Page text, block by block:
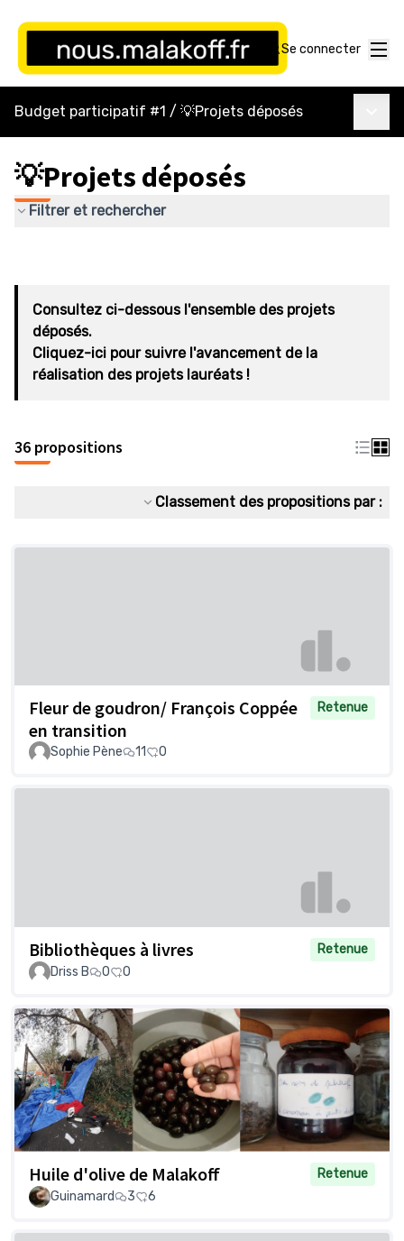
Se connecter
Budget participatif #1 / 💡Projets déposés
💡Projets déposés
Filtrer et rechercher
Consultez ci-dessous l'ensemble des projets
déposés.
Cliquez-ici pour suivre l'avancement de la
réalisation des projets lauréats !
36 propositions
Classement des propositions par :
Fleur de goudron/ François Coppée
en transition
Retenue
Sophie Pène 11 0
Bibliothèques à livres
Retenue
Driss B
0 0
Huile d'olive de Malakoff
Retenue
Guinamard
3 6